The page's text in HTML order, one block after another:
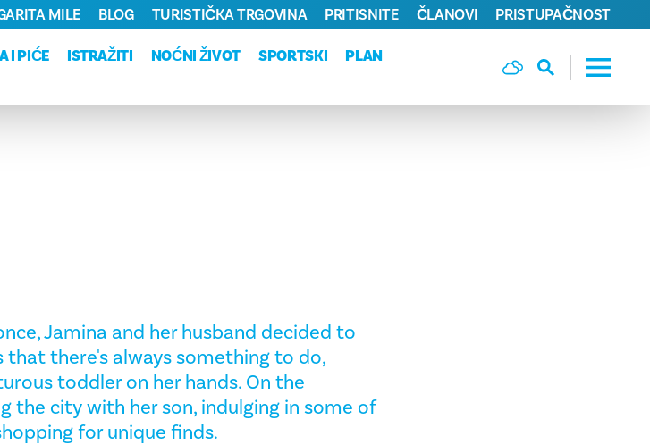
I PIĆE ISTRAŽITI NOĆNI ŽIVOT SPORTSKI
PLAN
MILE BLOG TURISTIČKA TRGOVINA PRITISNITE ČLANOVI PRISTUPAČNOST
Jamina and her husband decided to
that there's always something to do,
toddler on her hands. On the
the city with her son, indulging in some of
for unique finds.